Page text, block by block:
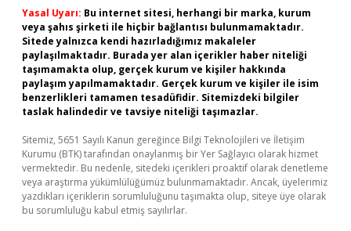
Yasal Uyarı: Bu internet sitesi, herhangi bir marka, kurum
veya şahıs şirketi ile hiçbir bağlantısı bulunmamaktadır.
Sitede yalnızca kendi hazırladığımız makaleler
paylaşılmaktadır. Burada yer alan içerikler haber niteliği
taşımamakta olup, gerçek kurum ve kişiler hakkında
paylaşım yapılmamaktadır. Gerçek kurum ve kişiler ile isim
benzerlikleri tamamen tesadüfidir. Sitemizdeki bilgiler
taslak halindedir ve tavsiye niteliği taşımazlar.
Sitemiz, 5651 Sayılı Kanun gereğince Bilgi Teknolojileri ve İletişim
Kurumu (BTK) tarafından onaylanmış bir Yer Sağlayıcı olarak hizmet
vermektedir. Bu nedenle, sitedeki içerikleri proaktif olarak denetleme
veya araştırma yükümlülüğümüz bulunmamaktadır. Ancak, üyelerimiz
yazdıkları içeriklerin sorumluluğunu taşımakta olup, siteye üye olarak
bu sorumluluğu kabul etmiş sayılırlar.